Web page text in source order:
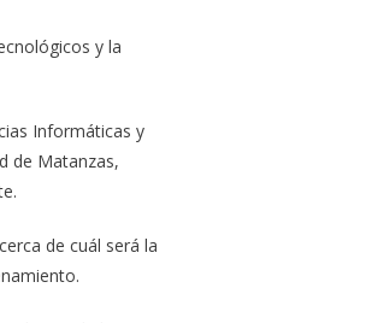
y la
Informáticas y
de Matanzas,
de cuál será la